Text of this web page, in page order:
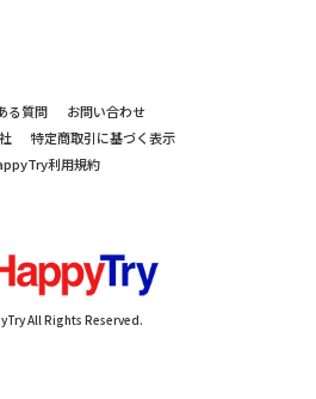
る質問
お問い合わせ
特定商取引に基づく表示
利用規約
All Rights Reserved.